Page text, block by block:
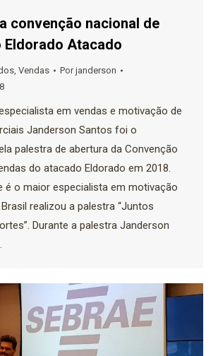
convenção nacional de
Eldorado Atacado
, Vendas Porjanderson
em vendas e motivação de
Janderson Santos foi o
palestra de abertura da Convenção
do atacado Eldorado em 2018.
é o maior especialista em motivação
realizou a palestra “Juntos
Durante a palestra Janderson